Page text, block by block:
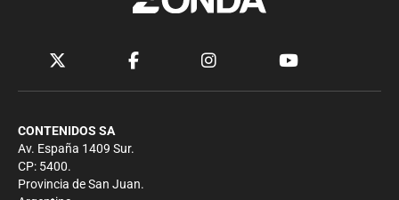
CONTENIDOS SA
Av. España 1409 Sur.
CP: 5400.
Provincia de San Juan.